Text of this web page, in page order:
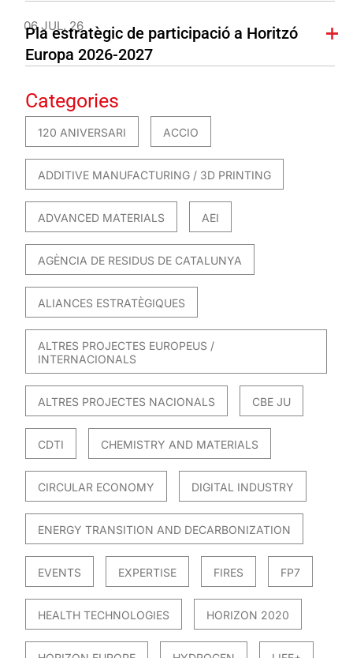
06 JUL. 26
Pla estratègic de participació a Horitzó
Europa 2026-2027
Categories
120 ANIVERSARI ACCIO
ADDITIVE MANUFACTURING / 3D PRINTING
ADVANCED MATERIALS AEI
AGÈNCIA DE RESIDUS DE CATALUNYA
ALIANCES ESTRATÈGIQUES
ALTRES PROJECTES EUROPEUS /
INTERNACIONALS
ALTRES PROJECTES NACIONALS CBE JU
CDTI CHEMISTRY AND MATERIALS
CIRCULAR ECONOMY DIGITAL INDUSTRY
ENERGY TRANSITION AND DECARBONIZATION
EVENTS EXPERTISE FIRES FP7
HEALTH TECHNOLOGIES HORIZON 2020